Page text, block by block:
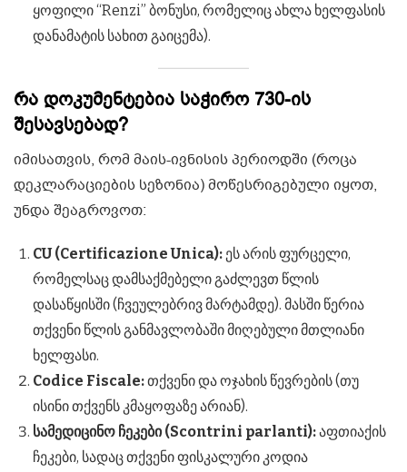
ყოფილი “Renzi” ბონუსი, რომელიც ახლა ხელფასის
დანამატის სახით გაიცემა).
რა დოკუმენტებია საჭირო 730-ის
შესავსებად?
იმისათვის, რომ მაის-ივნისის პერიოდში (როცა
დეკლარაციების სეზონია) მოწესრიგებული იყოთ,
უნდა შეაგროვოთ:
CU (Certificazione Unica):ეს არის ფურცელი,
რომელსაც დამსაქმებელი გაძლევთ წლის
დასაწყისში (ჩვეულებრივ მარტამდე). მასში წერია
თქვენი წლის განმავლობაში მიღებული მთლიანი
ხელფასი.
Codice Fiscale:თქვენი და ოჯახის წევრების (თუ
ისინი თქვენს კმაყოფაზე არიან).
სამედიცინო ჩეკები (Scontrini parlanti):აფთიაქის
ჩეკები, სადაც თქვენი ფისკალური კოდია